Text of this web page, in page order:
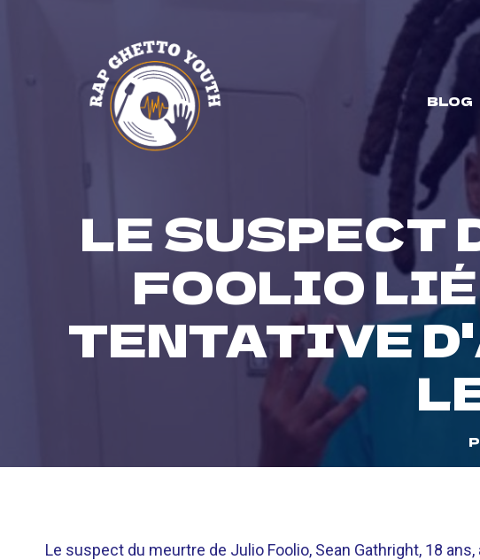
BLOG
LE SUSPECT
FOOLIO LIÉ
TENTATIVE
Le suspect du meurtre de Julio Foolio, Sean Gathright, 18